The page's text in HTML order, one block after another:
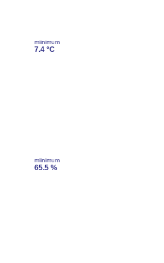
miinimum
7.4 °C
miinimum
65.5 %